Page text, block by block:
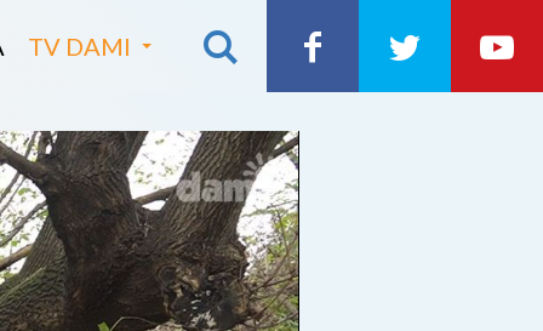
TV DAMI